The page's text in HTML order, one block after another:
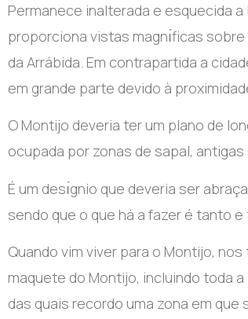
Permanece inalterada e esquecida
proporciona vistas magnı́ficas
da Arrábida. Em contrapartida a
em grande parte devido à
O Montijo deveria ter um plano de
ocupada por zonas de sapal,
É um desı́gnio que deveria ser
sendo que o que há a fazer é tanto
Quando vim viver para o Montijo,
maquete do Montijo, incluindo toda
das quais recordo uma zona em